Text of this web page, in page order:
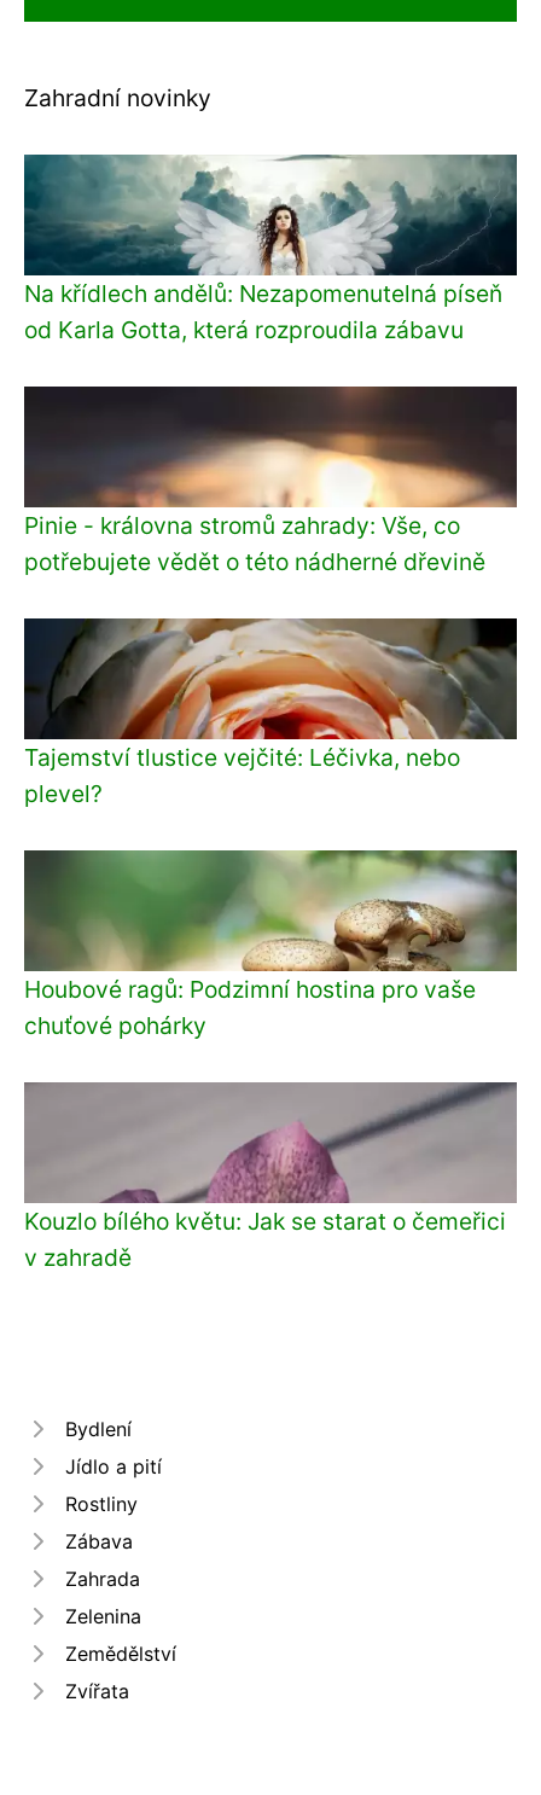
Zahradní novinky
Na křídlech andělů: Nezapomenutelná píseň
od Karla Gotta, která rozproudila zábavu
Pinie - královna stromů zahrady: Vše, co
potřebujete vědět o této nádherné dřevině
Tajemství tlustice vejčité: Léčivka, nebo
plevel?
Houbové ragů: Podzimní hostina pro vaše
chuťové pohárky
Kouzlo bílého květu: Jak se starat o čemeřici
v zahradě
Bydlení
Jídlo a pití
Rostliny
Zábava
Zahrada
Zelenina
Zemědělství
Zvířata